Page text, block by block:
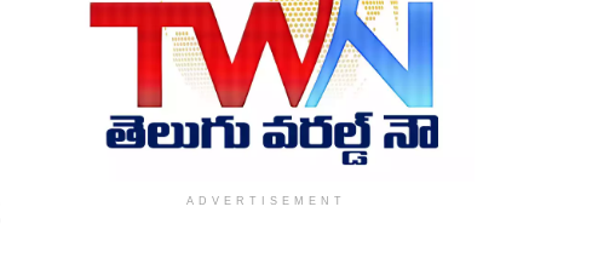
ADVERTISEMENT